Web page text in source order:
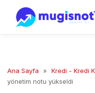
Ana Sayfa » Kredi - Kredi
yönetim notu yükseldi